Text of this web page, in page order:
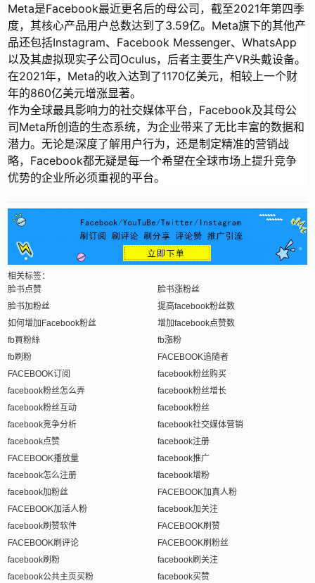
Meta是Facebook最近更名后的母公司，截至2021年第四季
度，其核心产品用户总数达到了3.59亿。Meta旗下的其他产
品还包括Instagram、Facebook Messenger、WhatsApp
以及其虚拟现实子公司Oculus，后者主要生产VR头戴设备。
在2021年，Meta的收入达到了1170亿美元，相较上一个财
年的860亿美元增涨显著。
作为全球最具影响力的社交媒体平台，Facebook及其母公
司Meta所创造的生态系统，为企业带来了无比丰富的数据和
潜力。无论是深度了解用户行为，还是制定精准的营销战
略，Facebook都无疑是每一个希望在全球市场上提升竞争
优势的企业所必须重视的平台。
相关标签：
脸书点赞
脸书涨粉丝
脸书加粉丝
提高facebook粉丝数
如何增加Facebook粉丝
增加facebook点赞数
fb買粉絲
fb漲粉
fb刷粉
FACEBOOK追随者
FACEBOOK订阅
facebook粉丝购买
facebook粉丝怎么弄
facebook粉丝增长
facebook粉丝互动
facebook粉丝
facebook竞争分析
facebook社交媒体营销
facebook点赞
facebook注册
FACEBOOK播放量
facebook推广
facebook怎么注册
facebook增粉
facebook加粉丝
FACEBOOK加真人粉
FACEBOOK加活人粉
facebook加关注
facebook刷赞软件
FACEBOOK刷赞
FACEBOOK刷评论
FACEBOOK刷粉丝
facebook刷粉
facebook刷关注
facebook公共主页买粉
facebook买赞